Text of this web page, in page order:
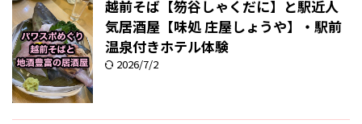
越前そば【笏谷しゃくだに】と駅近人
気居酒屋【味処 庄屋しょうや】・駅前
温泉付きホテル体験
2026/7/2